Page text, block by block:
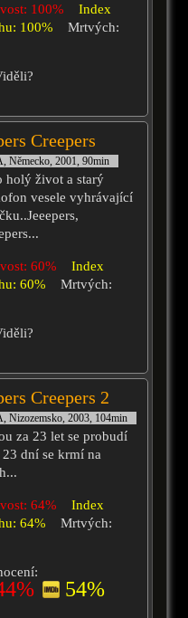
100%
Index
100%
Mrtvých:
Creepers
Německo, 2001, 90min
holý život a starý
vesele vyhrávající
60%
Index
60%
Mrtvých:
Creepers 2
Nizozemsko, 2003, 104min
za 23 let se probudí
dní se krmí na
64%
Index
64%
Mrtvých:
54%